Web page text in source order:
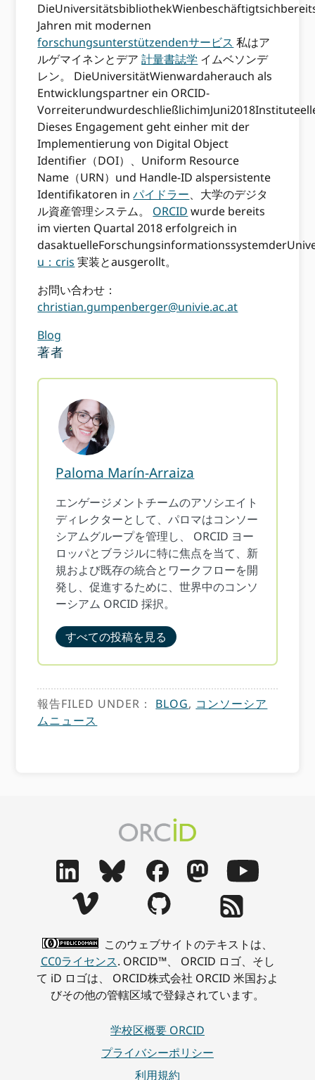
Jahren mit modernen
forschungsunterstützendenサービス 私はア
ルゲマイネンとデア計量書誌学 イムベソンデ
レン。 DieUniversitätWienwardaherauch als
Entwicklungspartner ein ORCID-
Dieses Engagement geht einher mit der
Implementierung von Digital Object
Identifier（DOI）、Uniform Resource
Name（URN）und Handle-ID alspersistente
Identifikatoren inパイドラー、大学のデジタ
ル資産管理システム。 ORCID wurde bereits
im vierten Quartal 2018 erfolgreich in
u：cris 実装とausgerollt。
お問い合わせ：
christian.gumpenberger@univie.ac.at
Blog
著者
Paloma Marín-Arraiza
エンゲージメントチームのアソシエイト
ディレクターとして、パロマはコンソー
シアムグループを管理し、 ORCID ヨー
ロッパとブラジルに特に焦点を当て、新
規および既存の統合とワークフローを開
発し、促進するために、世界中のコンソ
ーシアム ORCID 採択。
すべての投稿を見る
報告FILED UNDER： BLOG, コンソーシア
ムニュース
このウェブサイトのテキストは、
CC0ライセンス. ORCID™、 ORCID ロゴ、そし
て iD ロゴは、 ORCID株式会社 ORCID 米国およ
びその他の管轄区域で登録されています。
学校区概要 ORCID
プライバシーポリシー
利用規約